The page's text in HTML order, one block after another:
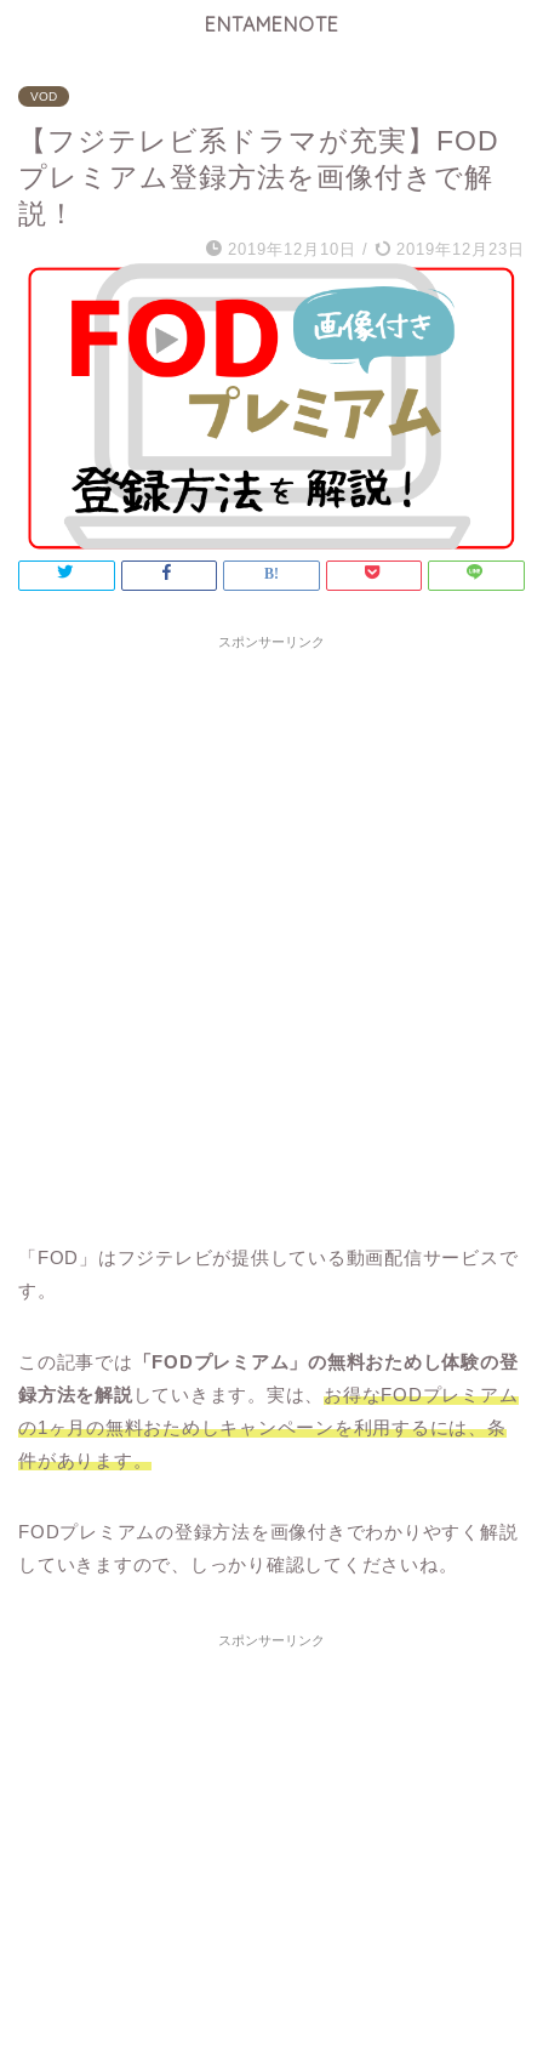
ENTAMENOTE
VOD
【フジテレビ系ドラマが充実】FOD
プレミアム登録方法を画像付きで解
説！
2019年12月10日 / 2019年12月23日
スポンサーリンク
「FOD」はフジテレビが提供している動画配信サービスで
す。
この記事では 「FODプレミアム」の無料おためし体験の登
録方法を解説 していきます。実は、お得なFODプレミアム
の1ヶ月の無料おためしキャンペーンを利用するには、条
件があります。
FODプレミアムの登録方法を画像付きでわかりやすく解説
していきますので、しっかり確認してくださいね。
スポンサーリンク